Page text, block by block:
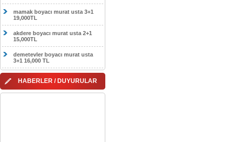
mamak boyacı murat usta 3+1
19,000TL
akdere boyacı murat usta 2+1
15,000TL
demetevler boyacı murat usta
3+1 16,000 TL
HABERLER / DUYURULAR